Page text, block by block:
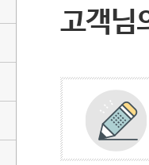
고객님